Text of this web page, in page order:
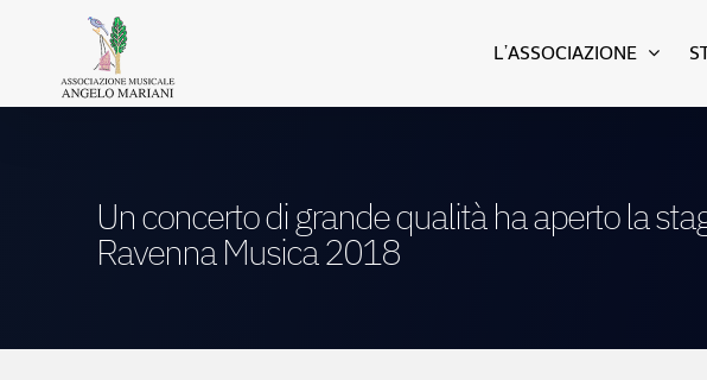
contenuto
L’ASSOCIAZIONE
Un concerto di grande qualità ha aperto la
Ravenna Musica 2018